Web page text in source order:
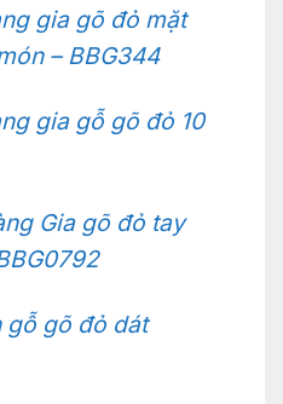
gia gõ đỏ mặt
– BBG344
gia gỗ gõ đỏ 10
Gia gõ đỏ tay
gỗ gõ đỏ dát